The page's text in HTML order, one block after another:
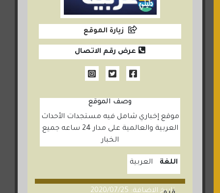
زيارة الموقع
عرض رقم الاتصال
وصف الموقع
موقع إخباري شامل فيه مستجدات الأحداث
العربية والعالمية على مدار 24 ساعه جميع
الخبار
اللغة العربية
تاريخ الاضافة: 2020/07/25